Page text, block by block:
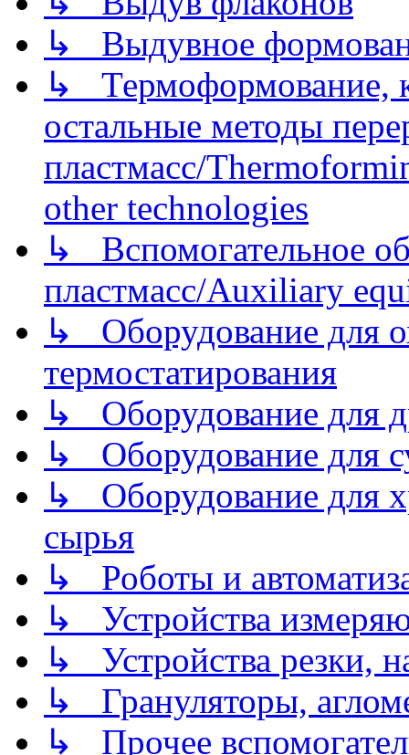
↳ Выдувное
↳ Термоформование,
остальные методы
пластмасс/
other technologies
↳ Вспомогательное
пластмасс/Auxiliary
↳ Оборудование для
термостатирования
↳ Оборудование для
↳ Оборудование для
↳ Оборудование для
сырья
↳ Роботы и
↳ Устройства
↳ Устройства резки,
↳ Грануляторы,
↳ Прочее